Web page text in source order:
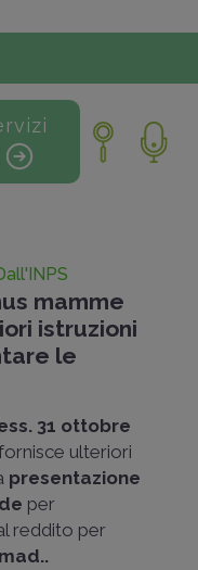
mamme
istruzioni
le
31 ottobre
ulteriori
presentazione
per
reddito per